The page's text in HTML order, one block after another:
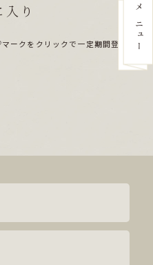
り
ークをクリックで一定期間登録